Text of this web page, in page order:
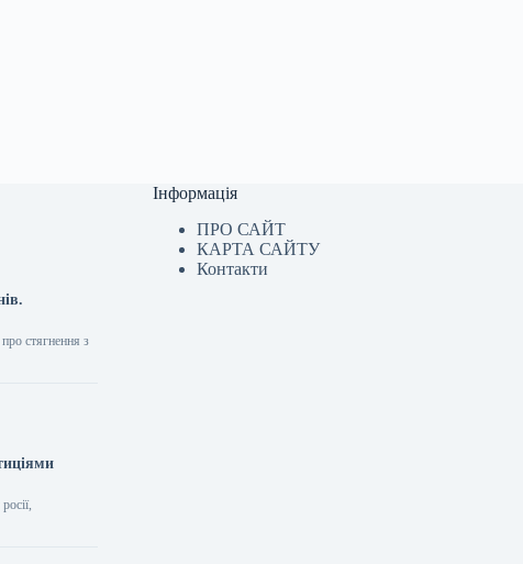
стягнення з
Інформація
ПРО САЙТ
КАРТА САЙТУ
Контакти